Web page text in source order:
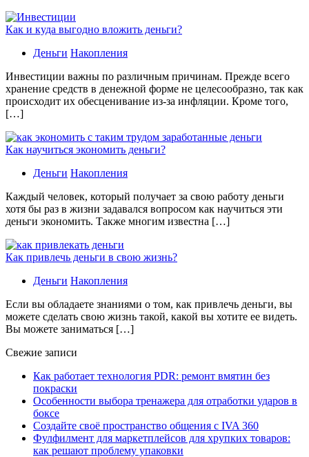
Как и куда выгодно вложить деньги?
Деньги Накопления
Инвестиции важны по различным причинам. Прежде всего
хранение средств в денежной форме не целесообразно, так как
происходит их обесценивание из-за инфляции. Кроме того,
[…]
Как научиться экономить деньги?
Деньги Накопления
Каждый человек, который получает за свою работу деньги
хотя бы раз в жизни задавался вопросом как научиться эти
деньги экономить. Также многим известна […]
Как привлечь деньги в свою жизнь?
Деньги Накопления
Если вы обладаете знаниями о том, как привлечь деньги, вы
можете сделать свою жизнь такой, какой вы хотите ее видеть.
Вы можете заниматься […]
Свежие записи
Как работает технология PDR: ремонт вмятин без
покраски
Особенности выбора тренажера для отработки ударов в
боксе
Создайте своё пространство общения с IVA 360
Фулфилмент для маркетплейсов для хрупких товаров:
как решают проблему упаковки